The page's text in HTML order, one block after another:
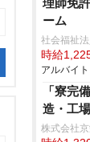
理師免
ーム
社会福祉
時給
アルバイ
「寮完
造・工
株式会社